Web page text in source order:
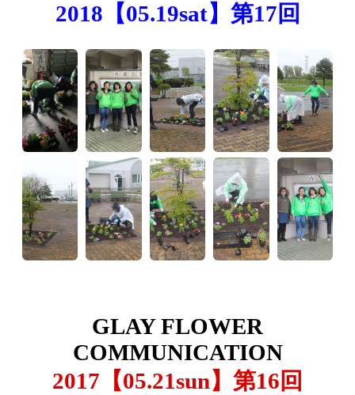
2018【05.19sat】第17回
GLAY FLOWER
COMMUNICATION
2017【05.21sun】第16回